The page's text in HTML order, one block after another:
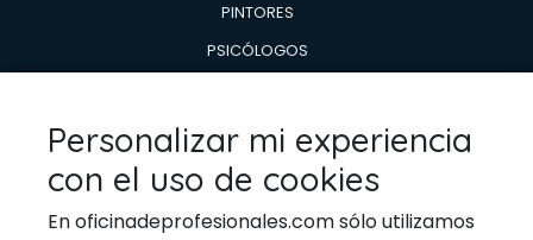
PINTORES
PSICÓLOGOS
TÉCNICOS EN REPARACIÓN DE
ELECTRODOMESTICOS
VETERINARIOS
Personalizar mi experiencia
con el uso de cookies
En oficinadeprofesionales.com sólo utilizamos